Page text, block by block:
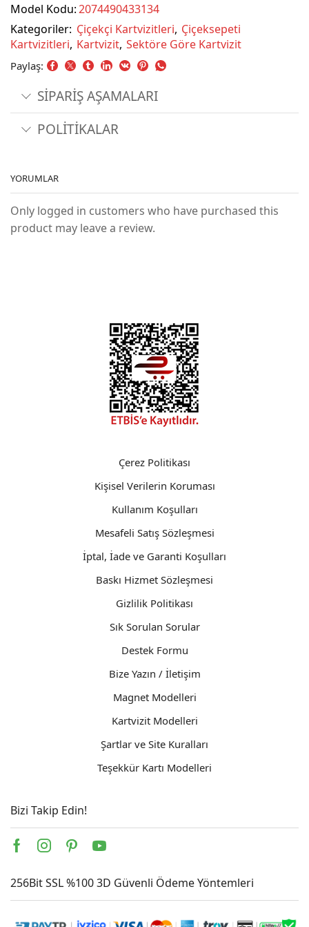
Model Kodu:2074490433134
Kategoriler: Çiçekçi Kartvizitleri, Çiçeksepeti
Kartvizitleri, Kartvizit, Sektöre Göre Kartvizit
Paylaş:
SİPARİŞ AŞAMALARI
POLİTİKALAR
YORUMLAR
Only logged in customers who have purchased this
product may leave a review.
Çerez Politikası
Kişisel Verilerin Koruması
Kullanım Koşulları
Mesafeli Satış Sözleşmesi
İptal, İade ve Garanti Koşulları
Baskı Hizmet Sözleşmesi
Gizlilik Politikası
Sık Sorulan Sorular
Destek Formu
Bize Yazın / İletişim
Magnet Modelleri
Kartvizit Modelleri
Şartlar ve Site Kuralları
Teşekkür Kartı Modelleri
Bizi Takip Edin!
Facebook
Instagram
PinterestYoutube
256Bit SSL %100 3D Güvenli Ödeme Yöntemleri